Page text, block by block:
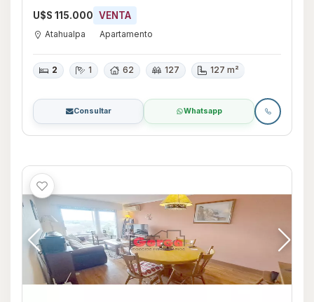
U$S 115.000 VENTA
Atahualpa Apartamento
2 1 62 127 127 m²
Consultar Whatsapp